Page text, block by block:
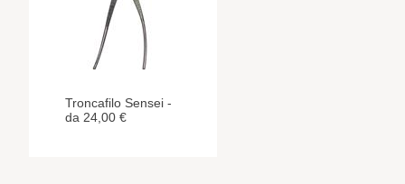
Troncafilo Sensei -
da 24,00 €